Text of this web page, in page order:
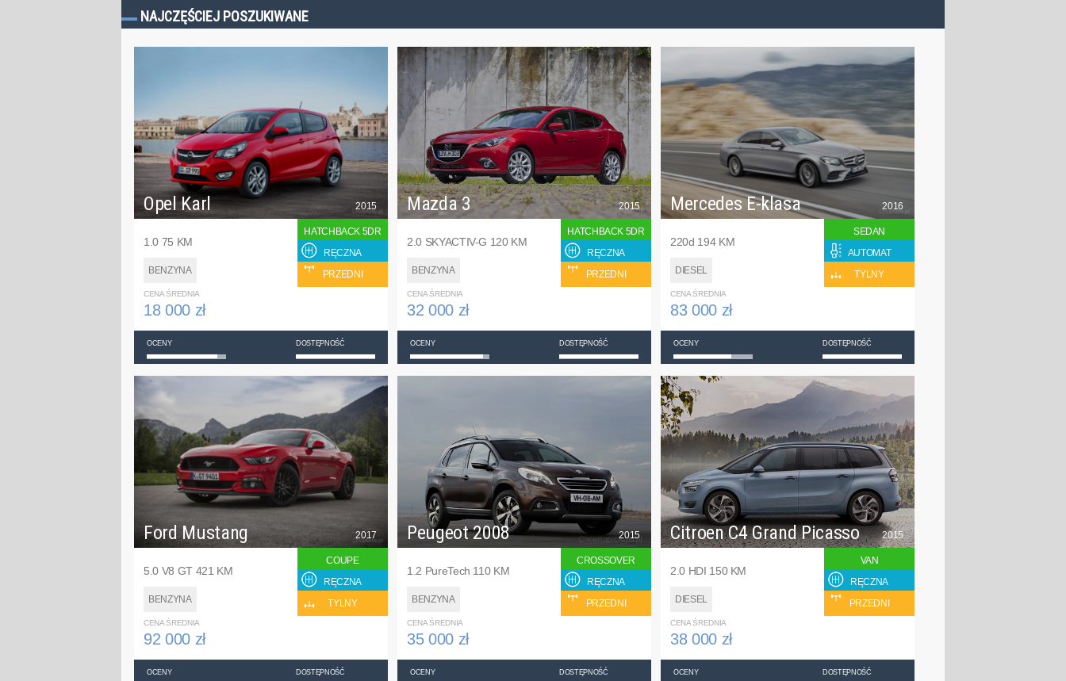
NAJCZĘŚCIEJ POSZUKIWANE
Opel Karl
1.0 75 KM
BENZYNA
2015
HATCHBACK 5DR
RĘCZNA
PRZEDNI
CENA ŚREDNIA
18 000 zł
OCENY DOSTĘPNOŚĆ
Mazda 3
2.0 SKYACTIV-G 120 KM
BENZYNA
2015
HATCHBACK 5DR
RĘCZNA
PRZEDNI
CENA ŚREDNIA
32 000 zł
OCENY DOSTĘPNOŚĆ
Mercedes E-klasa
220d 194 KM
DIESEL
2016
SEDAN
AUTOMAT
TYLNY
CENA ŚREDNIA
83 000 zł
OCENY DOSTĘPNOŚĆ
Ford Mustang
5.0 V8 GT 421 KM
BENZYNA
2017
COUPE
RĘCZNA
TYLNY
CENA ŚREDNIA
92 000 zł
OCENY DOSTĘPNOŚĆ
Peugeot 2008
1.2 PureTech 110 KM
BENZYNA
2015
CROSSOVER
RĘCZNA
PRZEDNI
CENA ŚREDNIA
35 000 zł
OCENY DOSTĘPNOŚĆ
Citroen C4 Grand Picasso
2.0 HDI 150 KM
DIESEL
2015
VAN
RĘCZNA
PRZEDNI
CENA ŚREDNIA
38 000 zł
OCENY DOSTĘPNOŚĆ